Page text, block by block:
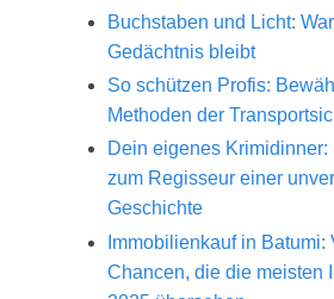
Buchstaben und Licht:
Gedächtnis bleibt
So schützen Profis:
Methoden der
Dein eigenes Krimidinner:
zum Regisseur einer
Geschichte
Immobilienkauf in Batumi:
Chancen, die die meisten